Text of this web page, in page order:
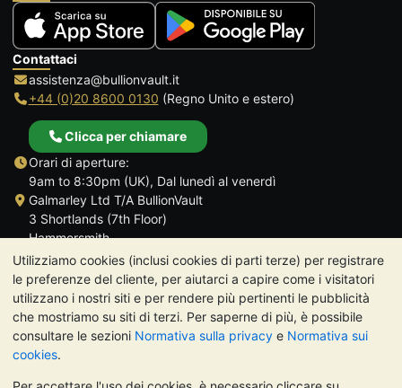
Utilizziamo cookies (inclusi cookies di parti terze) per registrare
le preferenze del cliente, per aiutarci a capire come i visitatori
utilizzano i nostri siti e per rendere più pertinenti le pubblicità
che mostriamo su siti di terzi. Per saperne di più, è possibile
consultare le sezioni Normativa sulla privacy e Normativa sui
cookies.
Contattaci
assistenza@bullionvault.it
+44 (0)20 8600 0130 (Regno Unito e estero)
Clicca per chiamare
Orari di aperture:
9am to 8:30pm (UK), Dal lunedì al venerdì
Galmarley Ltd T/A BullionVault
3 Shortlands (7th Floor)
Hammersmith
Londra
W6 8DA
Regno Unito